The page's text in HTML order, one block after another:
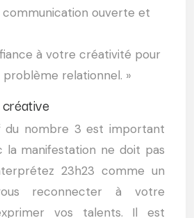
communication ouverte et
à votre créativité pour
problème relationnel. »
créative
du nombre 3 est important
la manifestation ne doit pas
23h23 comme un
reconnecter à votre
vos talents. Il est